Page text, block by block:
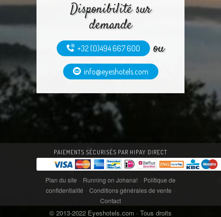
Disponibilité sur
demande
+32 (0)494 667 600 ou
info@eyeshotels.com
PAIEMENTS SÉCURISÉS PAR HIPAY DIRECT
Plan du site · Running on Johana! · Politique de
confidentialité · Conditions générales de vente ·
Contact
© 2013-2022 Eyeshotels.com · Tous droits